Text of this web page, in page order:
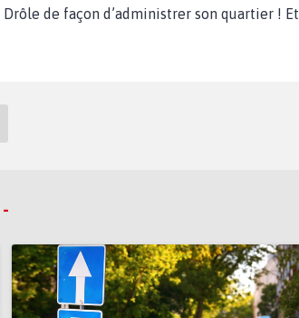
de façon d’administrer son quartier ! Et